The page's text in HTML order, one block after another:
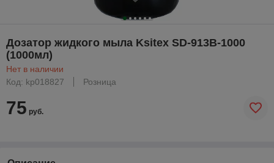
Дозатор жидкого мыла Ksitex SD-913B-1000
(1000мл)
Нет в наличии
Код: kp018827
Розница
75 руб.